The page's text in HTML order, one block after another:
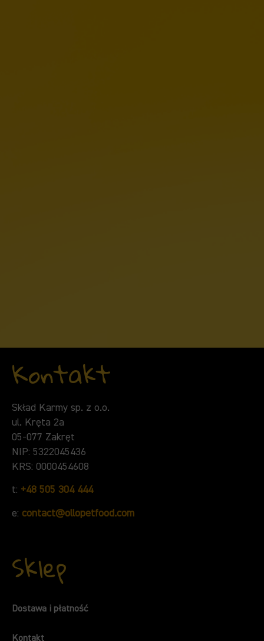
Kontakt
Skład Karmy sp. z o.o.
ul. Kręta 2a
05-077 Zakręt
NIP: 5322045436
KRS: 0000454608
t: +48 505 304 444
e: contact@ollopetfood.com
Sklep
Dostawa i płatność
Kontakt